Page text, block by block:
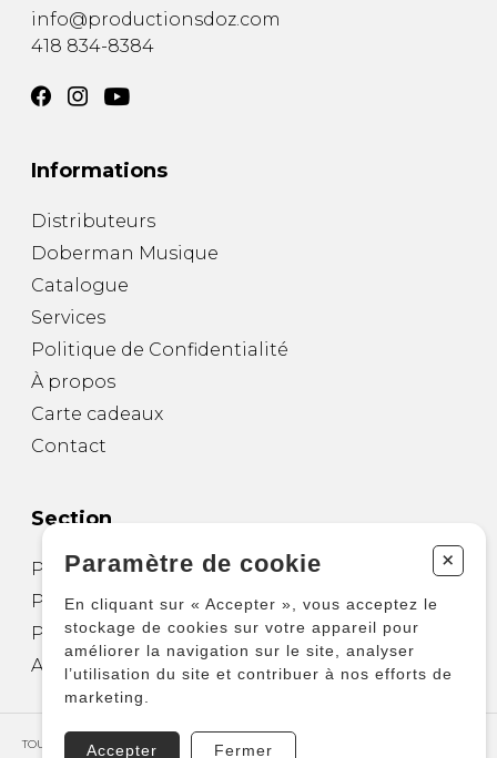
info@productionsdoz.com
418 834-8384
Informations
Distributeurs
Doberman Musique
Catalogue
Services
Politique de Confidentialité
À propos
Carte cadeaux
Contact
Section
Partitions pour guitare
Partitions pour autres instruments
Partitions pour ensembles
Autres produits
TOUS DROITS RÉSERVÉS © COPYRIGHT 2026 – PRODUCTIONS D'OZ
Paramètre de cookie +
En cliquant sur « Accepter », vous acceptez le
stockage de cookies sur votre appareil pour
améliorer la navigation sur le site, analyser
l’utilisation du site et contribuer à nos efforts de
marketing.
Accepter Fermer